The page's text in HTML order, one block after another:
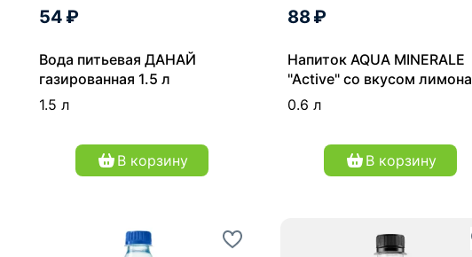
54 ₽
Вода питьевая ДАНАЙ
газированная 1.5 л
1.5 л
В корзину
88 ₽
Напиток AQUA MINERALE
"Active" со вкусом лимона
негазированный 0.6 л
0.6 л
В корзину